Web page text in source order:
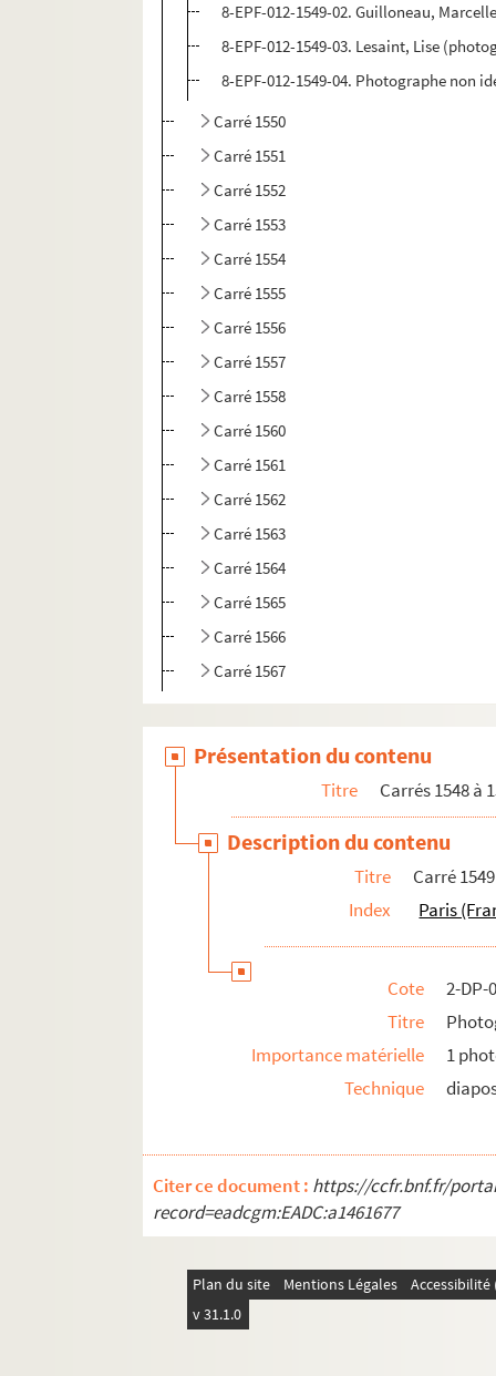
8-EPF-012-1549-02. Guilloneau,
8-EPF-012-1549-03. Lesaint, Lise
8-EPF-012-1549-04. Photographe non
Carré 1550
Carré 1551
Carré 1552
Carré 1553
Carré 1554
Carré 1555
Carré 1556
Carré 1557
Carré 1558
Carré 1560
Carré 1561
Carré 1562
Carré 1563
Carré 1564
Carré 1565
Carré 1566
Carré 1567
Carrés 1588 à 1608. 12
Carrés 1609 à 1619. 12
Carrés 1620 à 1632. 12 arrondissement, Bois
Présentation du contenu
Titre Carrés 1548 à
Description du contenu
Titre
Carré 1549
Index
Paris
Cote
2-DP-
Titre
Importance matérielle
1
Technique
Citer ce document : https://ccfr.bnf.fr/
record=eadcgm:EADC:a1461677
Plan du site Mentions Légales
v 31.1.0